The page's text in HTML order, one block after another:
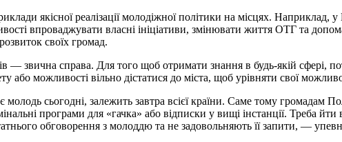
якісної реалізації молодіжної політики на місцях.
впроваджувати власні ініціативи, змінювати життя ОТГ та
своїх громад.
— звична справа. Для того щоб отримати знання в будь-якій сфері,
або можливості вільно дістатися до міста, щоб урівняти свої
сьогодні, залежить завтра всієї країни. Саме тому громадам
програми для «гачка» або відписки у вищі інстанції. Треба йти
обговорення з молоддю та не задовольняють її запити, —